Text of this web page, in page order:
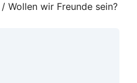
/ Wollen wir Freunde sein?